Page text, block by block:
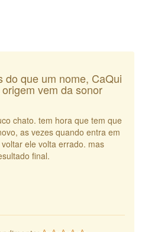
do que um nome, CaQui
vem da sonor
chato. tem hora que tem que
as vezes quando entra em
ele volta errado. mas
final.